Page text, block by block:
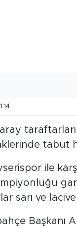
tabut
ile
sarı ve
Başkanı